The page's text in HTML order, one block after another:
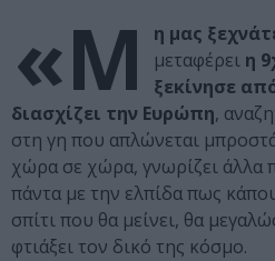
«Μ η μας
μεταφέρει η
ξεκίνησε
διασχίζει την Ευρώπη,
στη γη που απλώνεται
χώρα σε χώρα, γνωρίζει άλλα
πάντα με την ελπίδα πως
σπίτι που θα μείνει, θα
φτιάξει τον δικό της κόσμο.